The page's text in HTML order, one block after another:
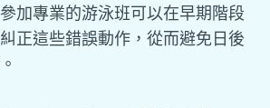
加專業的游泳班可以在早期階段
正這些錯誤動作，從而避免日後